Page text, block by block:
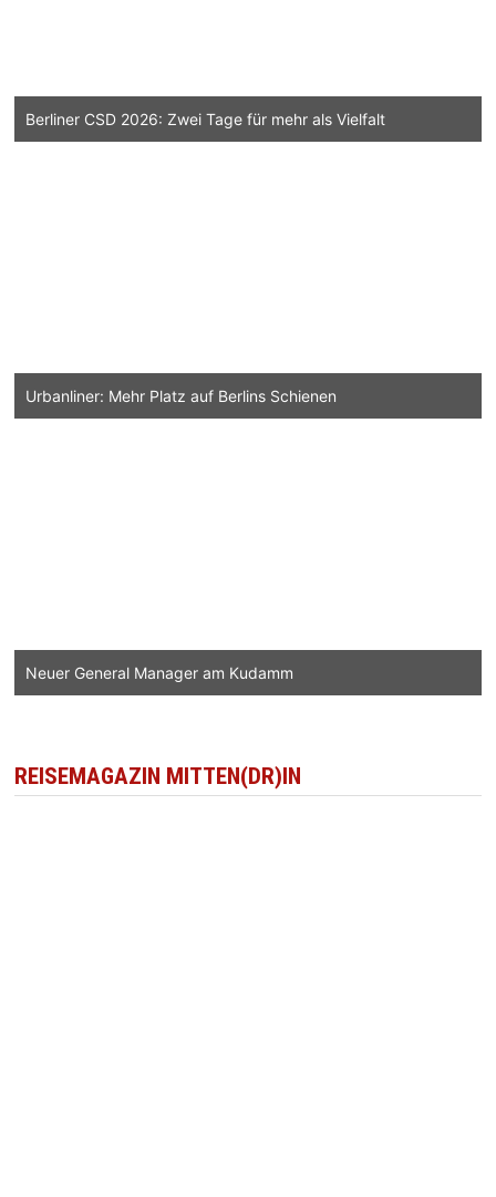
Berliner CSD 2026: Zwei Tage für mehr als Vielfalt
Urbanliner: Mehr Platz auf Berlins Schienen
Neuer General Manager am Kudamm
REISEMAGAZIN MITTEN(DR)IN